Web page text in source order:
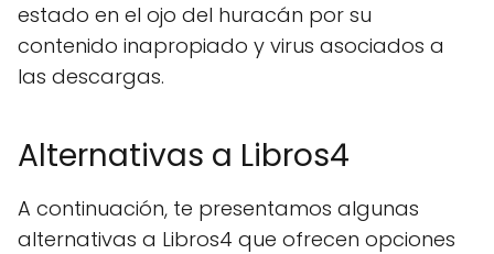
estado en el ojo del huracán por su
contenido inapropiado y virus asociados a
las descargas.
Alternativas a Libros4
A continuación, te presentamos algunas
alternativas a Libros4 que ofrecen opciones